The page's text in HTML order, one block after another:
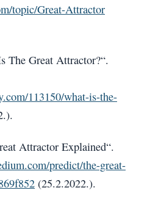
topic/Great-Attractor
The Great Attractor?“.
113150/what-is-the-
Attractor Explained“.
predict/the-great-
(25.2.2022.).